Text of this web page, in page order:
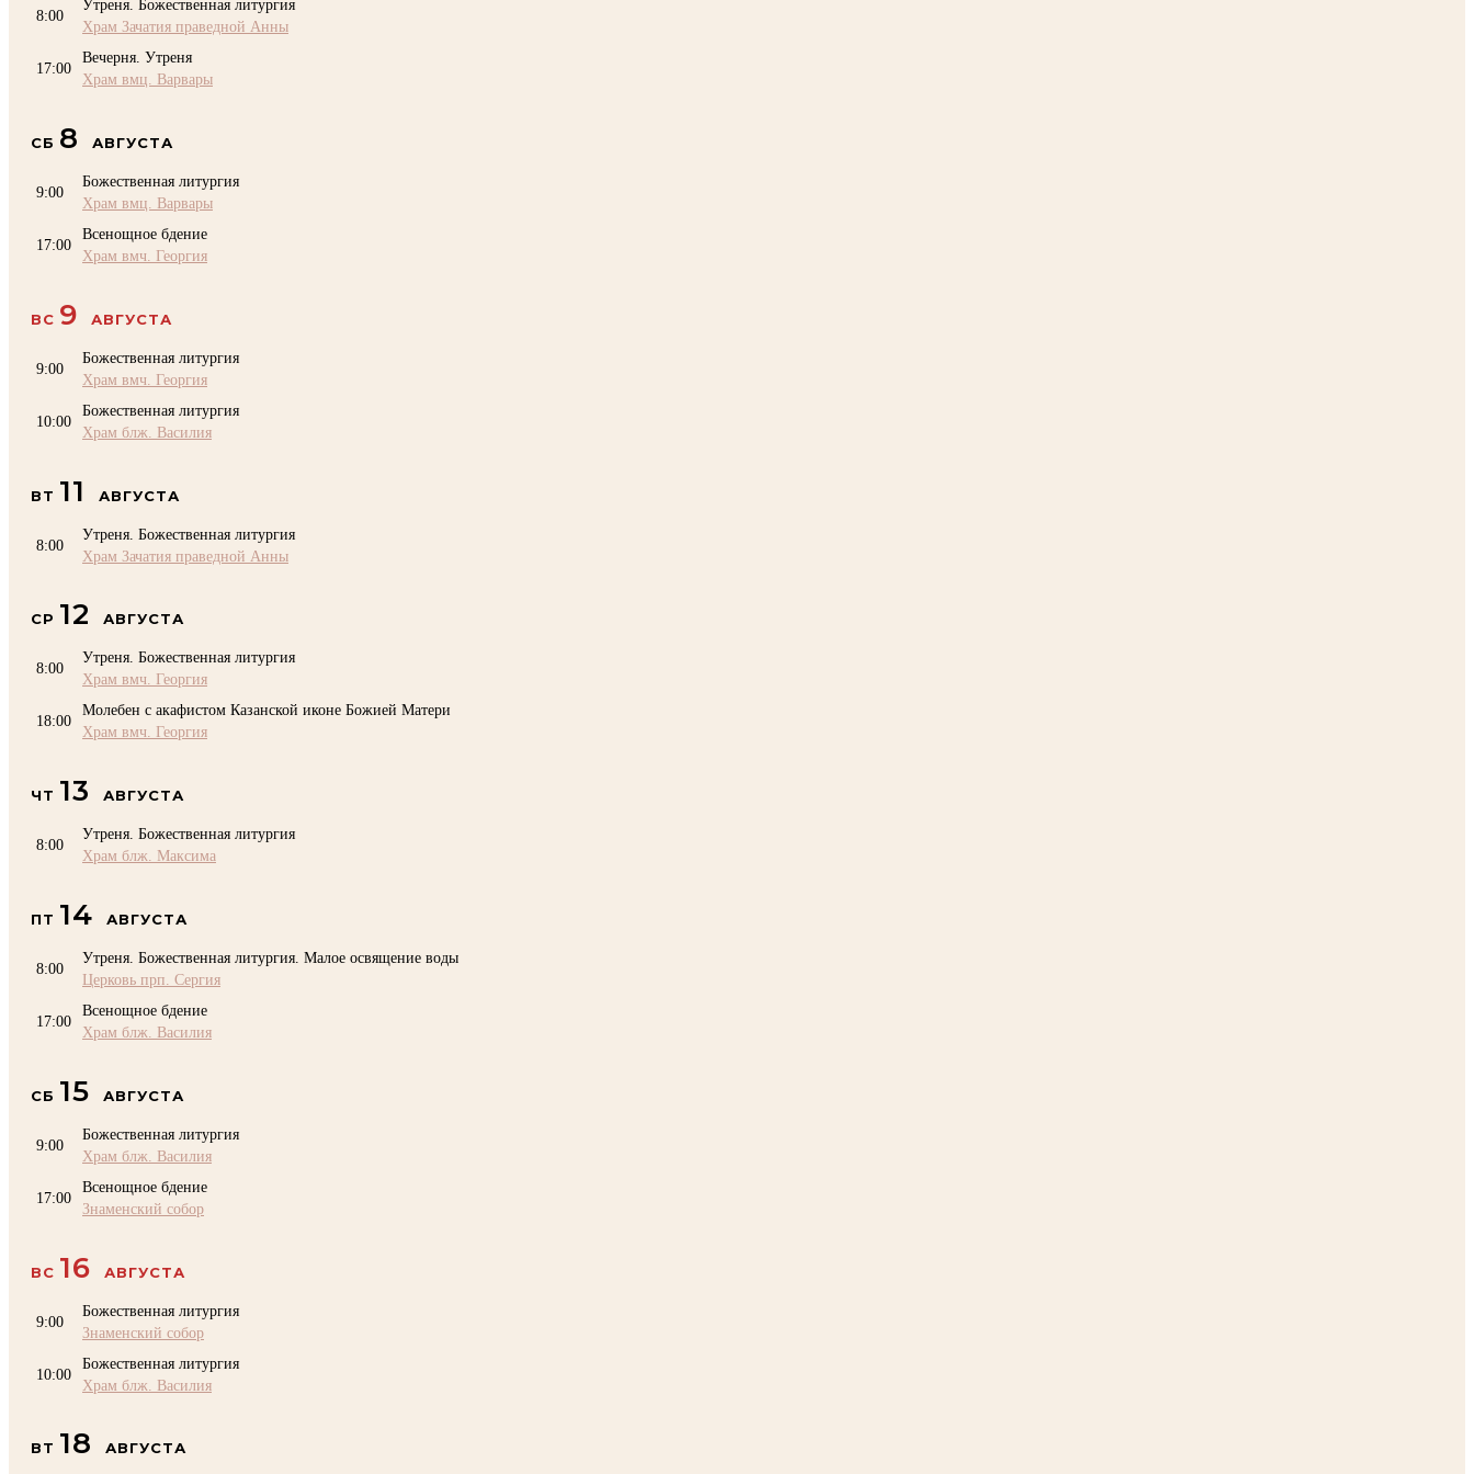
8:00
Утреня. Божественная литургия
Храм Зачатия праведной Анны
17:00
Вечерня. Утреня
Храм вмц. Варвары
СБ 8 АВГУСТА
9:00
Божественная литургия
Храм вмц. Варвары
17:00
Всенощное бдение
Храм вмч. Георгия
ВС 9 АВГУСТА
9:00
Божественная литургия
Храм вмч. Георгия
10:00
Божественная литургия
Храм блж. Василия
ВТ 11 АВГУСТА
8:00
Утреня. Божественная литургия
Храм Зачатия праведной Анны
СР 12 АВГУСТА
8:00
Утреня. Божественная литургия
Храм вмч. Георгия
18:00
Молебен с акафистом Казанской иконе Божией Матери
Храм вмч. Георгия
ЧТ 13 АВГУСТА
8:00
Утреня. Божественная литургия
Храм блж. Максима
ПТ 14 АВГУСТА
8:00
Утреня. Божественная литургия. Малое освящение воды
Церковь прп. Сергия
17:00
Всенощное бдение
Храм блж. Василия
СБ 15 АВГУСТА
9:00
Божественная литургия
Храм блж. Василия
17:00
Всенощное бдение
Знаменский собор
ВС 16 АВГУСТА
9:00
Божественная литургия
Знаменский собор
10:00
Божественная литургия
Храм блж. Василия
ВТ 18 АВГУСТА